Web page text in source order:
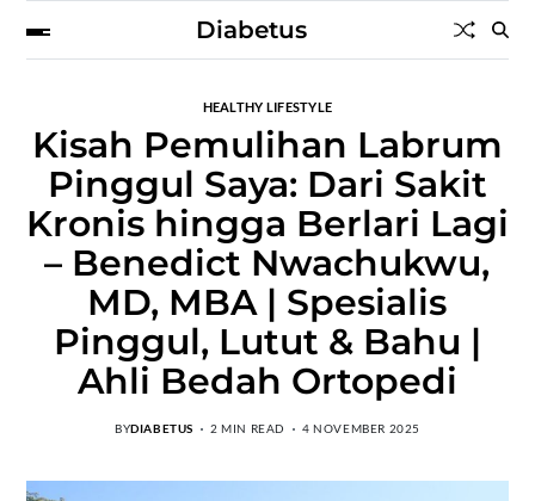
Diabetus
HEALTHY LIFESTYLE
Kisah Pemulihan Labrum
Pinggul Saya: Dari Sakit
Kronis hingga Berlari Lagi
– Benedict Nwachukwu,
MD, MBA | Spesialis
Pinggul, Lutut & Bahu |
Ahli Bedah Ortopedi
BYDIABETUS 2 MIN READ 4 NOVEMBER 2025